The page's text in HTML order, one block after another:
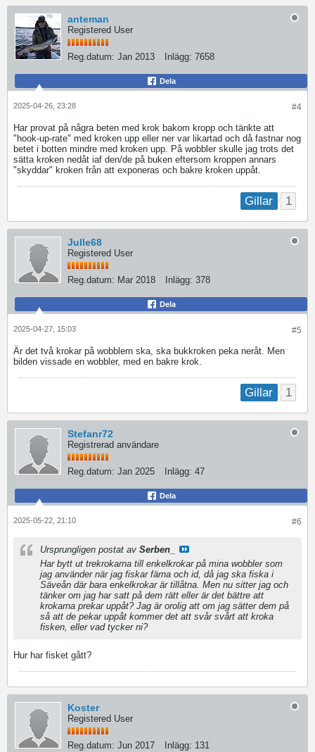
anteman
Registered User
Reg.datum: Jan 2013 Inlägg: 7658
Dela
#4
2025-04-26, 23:28
Har provat på några beten med krok bakom kropp och tänkte att
"hook-up-rate" med kroken upp eller ner var likartad och då fastnar nog
betet i botten mindre med kroken upp. På wobbler skulle jag trots det
sätta kroken nedåt iaf den/de på buken eftersom kroppen annars
"skyddar" kroken från att exponeras och bakre kroken uppåt.
Gillar 1
Julle68
Registered User
Reg.datum: Mar 2018 Inlägg: 378
Dela
#5
2025-04-27, 15:03
Är det två krokar på wobblern ska, ska bukkroken peka neråt. Men
bilden vissade en wobbler, med en bakre krok.
Gillar 1
Stefanr72
Registrerad användare
Reg.datum: Jan 2025 Inlägg: 47
Dela
#6
2025-05-22, 21:10
Ursprungligen postat av Serben_
Har bytt ut trekrokarna till enkelkrokar på mina wobbler som
jag använder när jag fiskar färna och id, då jag ska fiska i
Säveån där bara enkelkrokar är tillåtna. Men nu sitter jag och
tänker om jag har satt på dem rätt eller är det bättre att
krokarna prekar uppåt? Jag är orolig att om jag sätter dem på
så att de pekar uppåt kommer det att svår svårt att kroka
fisken, eller vad tycker ni?
Hur har fisket gått?
Koster
Registered User
Reg.datum: Jun 2017 Inlägg: 131